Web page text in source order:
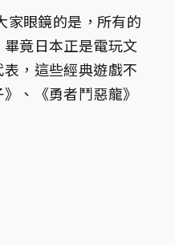
家眼鏡的是，所有的
竟日本正是電玩文
，這些經典遊戲不
、《勇者鬥惡龍》